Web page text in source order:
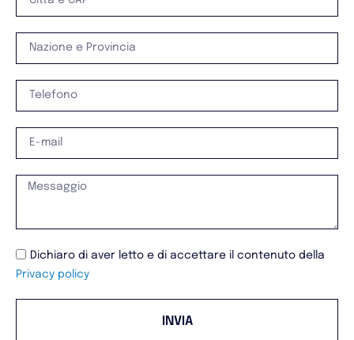
Dichiaro di aver letto e di accettare il contenuto della
Privacy policy
INVIA